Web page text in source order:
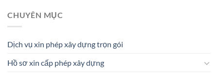
CHUYÊN MỤC
Dịch vụ xin phép xây dựng trọn gói
Hồ sơ xin cấp phép xây dựng